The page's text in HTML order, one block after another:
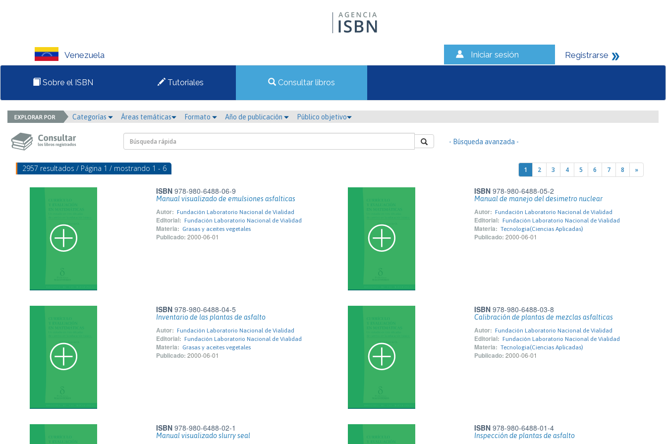
Venezuela Iniciar sesión Registrarse
Sobre el ISBN Tutoriales Consultar libros
Categorías Áreas temáticas Formato Año de publicación Público objetivo
- Búsqueda avanzada -
2957 resultados / Página 1 / mostrando 1 - 6 1 2 3 4 5 6 7 8 »
ISBN 978-980-6488-06-9
Manual visualizado de emulsiones asfalticas
Autor: Fundación Laboratorio Nacional de Vialidad
Editorial: Fundación Laboratorio Nacional de Vialidad
Materia: Grasas y aceites vegetales
Publicado: 2000-06-01
ISBN 978-980-6488-05-2
Manual de manejo del desimetro nuclear
Autor: Fundación Laboratorio Nacional de Vialidad
Editorial: Fundación Laboratorio Nacional de Vialidad
Materia: Tecnologia(Ciencias Aplicadas)
Publicado: 2000-06-01
ISBN 978-980-6488-04-5
Inventario de las plantas de asfalto
Autor: Fundación Laboratorio Nacional de Vialidad
Editorial: Fundación Laboratorio Nacional de Vialidad
Materia: Grasas y aceites vegetales
Publicado: 2000-06-01
ISBN 978-980-6488-03-8
Calibración de plantas de mezclas asfalticas
Autor: Fundación Laboratorio Nacional de Vialidad
Editorial: Fundación Laboratorio Nacional de Vialidad
Materia: Tecnologia(Ciencias Aplicadas)
Publicado: 2000-06-01
ISBN 978-980-6488-02-1
Manual visualizado slurry seal
ISBN 978-980-6488-01-4
Inspección de plantas de asfalto